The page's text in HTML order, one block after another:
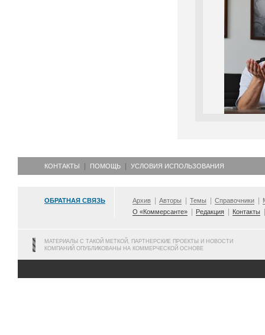
КОНТАКТЫ ПОМОЩЬ УСЛОВИЯ ИСПОЛЬЗОВАНИЯ
ОБРАТНАЯ СВЯЗЬ Архив Авторы Темы Справочники
О «Коммерсанте»
Редакция Контакты
МАТЕРИАЛЫ С ТАКОЙ МЕТКОЙ, ПАРТНЕРСКИЕ ПРОЕКТЫ И НОВОСТИ
КОМПАНИЙ ОПУБЛИКОВАНЫ НА КОММЕРЧЕСКОЙ ОСНОВЕ